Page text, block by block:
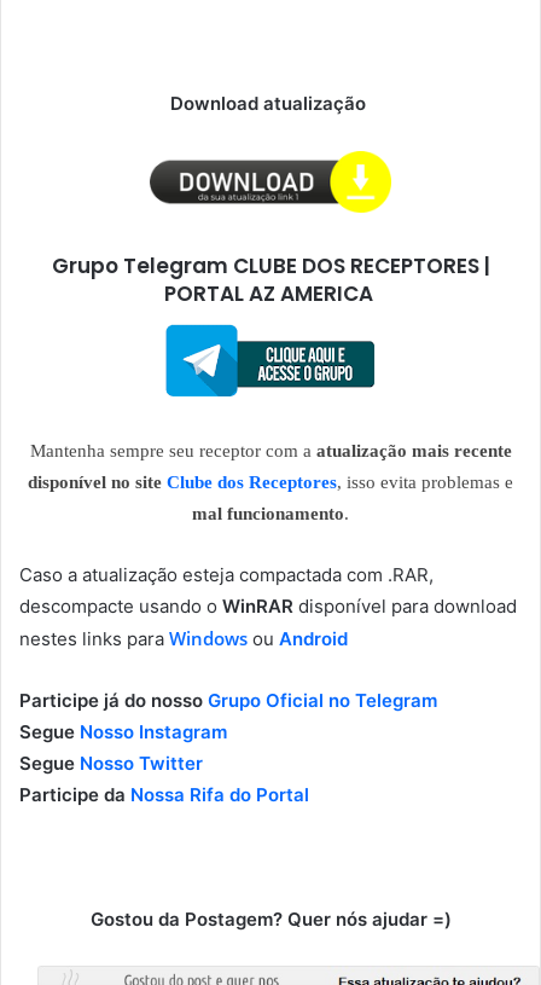
Download atualização
Grupo Telegram CLUBE DOS RECEPTORES |
PORTAL AZ AMERICA
Mantenha sempre seu receptor com a atualização mais recente
disponível no site Clube dos Receptores, isso evita problemas e
mal funcionamento.
Caso a atualização esteja compactada com .RAR,
descompacte usando o WinRAR disponível para download
nestes links para Windows ou Android
Participe já do nosso Grupo Oficial no Telegram
Segue Nosso Instagram
Segue Nosso Twitter
Participe da Nossa Rifa do Portal
Gostou da Postagem? Quer nós ajudar =)